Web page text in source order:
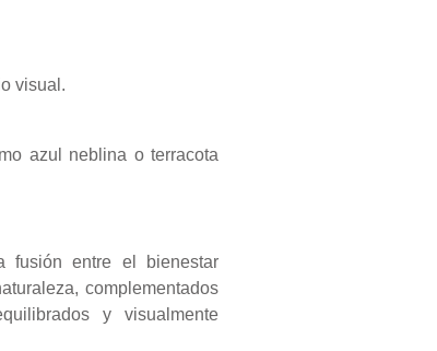
visual.
azul neblina o terracota
fusión entre el bienestar
complementados
y visualmente